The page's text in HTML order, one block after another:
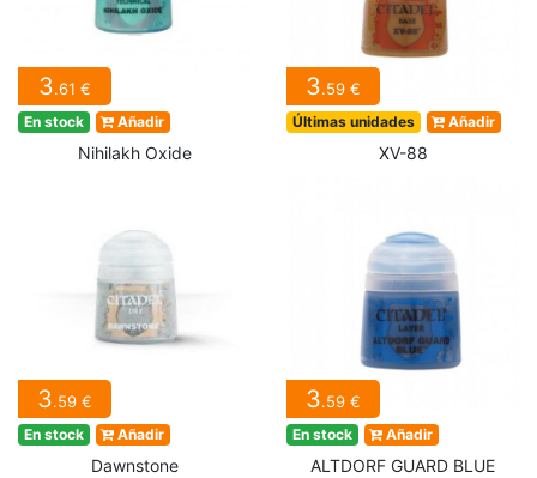
3.61 €
En stock Añadir
Nihilakh Oxide
3.59 €
Últimas unidades Añadir
XV-88
3.59 €
En stock Añadir
Dawnstone
3.59 €
En stock Añadir
ALTDORF GUARD BLUE